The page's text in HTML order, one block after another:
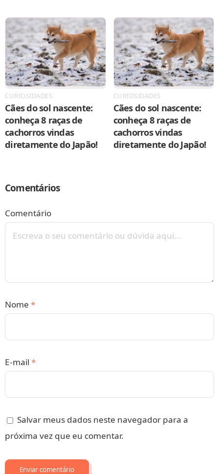
CURIOSIDADES
Cães do sol nascente:
conheça 8 raças de
cachorros vindas
diretamente do Japão!
CURIOSIDADES
Cães do sol nascente:
conheça 8 raças de
cachorros vindas
diretamente do Japão!
Comentários
Comentário
Nome *
E-mail *
Salvar meus dados neste navegador para a
próxima vez que eu comentar.